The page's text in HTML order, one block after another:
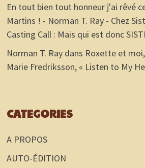
En tout bien tout honneur j'ai rêvé
Martins ! - Norman T. Ray - Chez
Casting Call : Mais qui est donc
Norman T. Raydans Roxette et
Marie Fredriksson, « Listen to My
CATEGORIES
A PROPOS
AUTO-ÉDITION